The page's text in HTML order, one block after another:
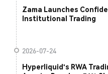
Zama Launches
Institutional Trading
2026-07-24
Hyperliquid's RWA